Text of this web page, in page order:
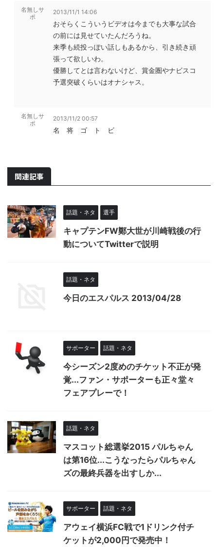
名無しサ
ポ
2013/11/1 14:06
おそらくこういうビデオは今までも大事な試合
の前には見せていたんだろうね。
来季も続投っぽい話しもあるから、引き続き頑
張って欲しいわ。
優勝してとは言わないけど、賞金圏やナビスコ
予選突破くらいはオナシャス。
名無しサ
ポ
2013/11/2 00:57
名 将 ゴ ト ビ
関連記事
話題・ネタ 選手
キャプテンFW鄭大世が川崎戦後の行
動についてTwitterで説明
話題・ネタ
今日のエスパルス 2013/04/28
サポーター 話題・ネタ
今シーズン2度めのチケット不正が発
覚...ファン・サポーターも正々堂々
フェアプレーで！
話題・ネタ
マスコット総選挙2015 パルちゃん
は第16位...こうなったらパルちゃん
ズの最終兵器を出すしか...
サポーター 話題・ネタ
アウェイ横浜FC戦で1ドリンク付チ
ケットが2,000円で発売中！